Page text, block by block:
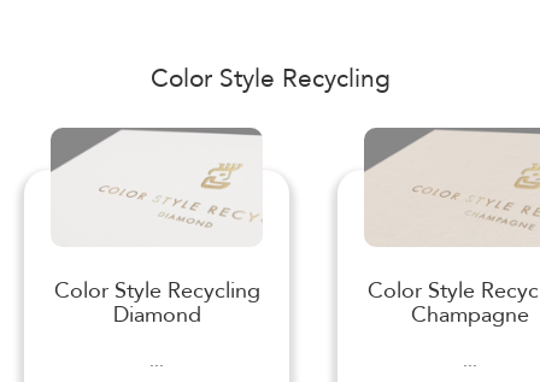
Color Style Recycling
Color Style Recycling
Diamond
...
Color Style
Champagne
...